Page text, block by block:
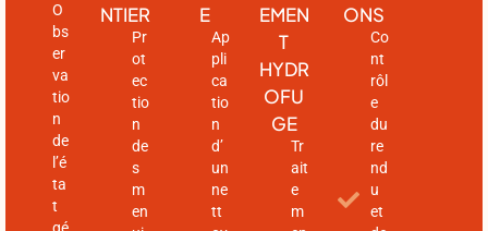
O
bs
er
va
tio
n
de
l’é
ta
t
NTIER
Pr
ot
ec
tio
n
de
s
m
en
E
Ap
pli
ca
tio
n
d’
un
ne
tt
EMEN
T
HYDR
OFU
GE
Tr
ait
e
m
ONS
Co
nt
rôl
e
du
re
nd
u
et